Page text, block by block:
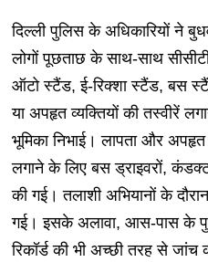
दिल्ली पुलिस के अधिकारियों ने
लोगों पूछताछ के साथ-साथ
ऑटो स्टैंड, ई-रिक्शा स्टैंड, बस
या अपहृत व्यक्तियों की तस्वीरें
भूमिका निभाई। लापता और अपहृत
लगाने के लिए बस ड्राइवरों,
की गई। तलाशी अभियानों के
गई। इसके अलावा, आस-पास के
रिकॉर्ड की भी अच्छी तरह से जांच